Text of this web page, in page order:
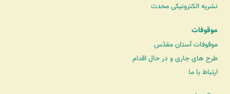
نشریه الکترونیکی محدث
موقوفات
موقوفات آستان مقدّس
طرح های جاری و در حال اقدام
ارتباط با ما